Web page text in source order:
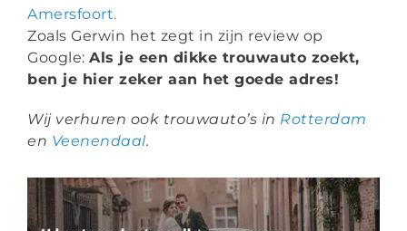
Amersfoort.
Zoals Gerwin het zegt in zijn review op
Google: Als je een dikke trouwauto zoekt,
ben je hier zeker aan het goede adres!
Wij verhuren ook trouwauto’s in Rotterdam
en Veenendaal.